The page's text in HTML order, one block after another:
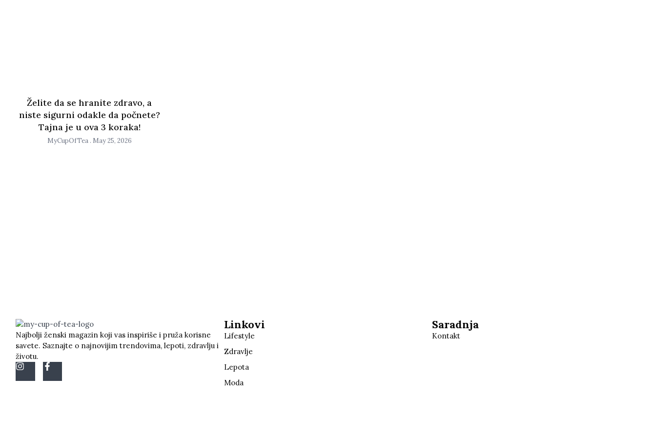
Želite da se hranite zdravo, a
niste sigurni odakle da počnete?
Tajna je u ova 3 koraka!
MyCupOfTea May 25, 2026
Najbolji ženski magazin koji vas inspiriše i pruža korisne
savete. Saznajte o najnovijim trendovima, lepoti, zdravlju i
životu.
Linkovi
Lifestyle
Zdravlje
Lepota
Moda
Saradnja
Kontakt